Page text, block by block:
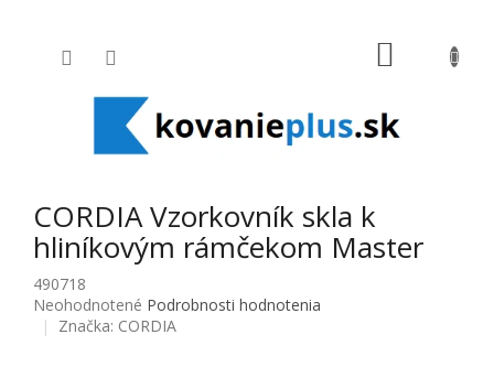
CORDIA Vzorkovník skla k
hliníkovým rámčekom Master
490718
Priemerné hodnotenie produktu je 0,0 z 5 hviezdičiek.
Neohodnotené Podrobnosti hodnotenia
Značka: CORDIA